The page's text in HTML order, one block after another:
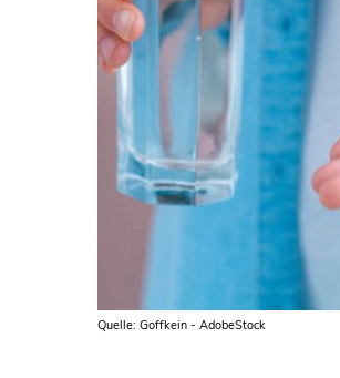
Quelle: Goffkein - AdobeStock